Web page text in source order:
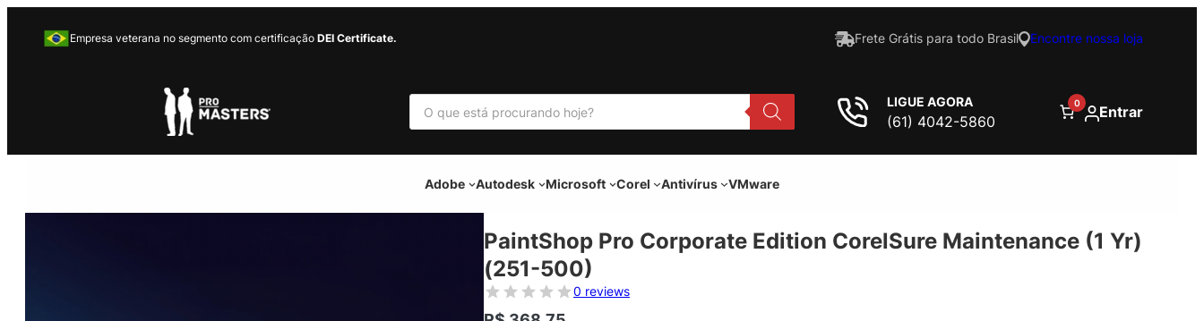
Empresa veterana no segmento com certificação DEI Certificate. Frete Grátis para todo Brasil Encontre nossa loja
P
s
u
r
LIGUE AGORA
(61) 4042-5860
0 Entrar
Adobe Autodesk Microsoft Corel Antivírus VMware
PaintShop Pro Corporate Edition CorelSure Maintenance (1 Yr)
(251-500)
0 reviews